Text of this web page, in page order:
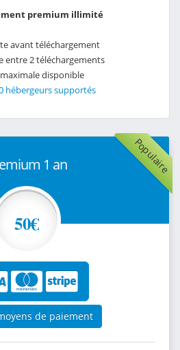
premium illimité
avant téléchargement
entre 2 téléchargements
disponible
hébergeurs supportés
Populaire
1 an
50€
de paiement